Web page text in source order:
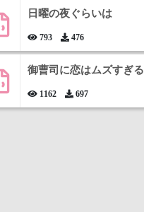
日曜の夜ぐらいは
793 476
御曹司に恋はムズすぎる
1162 697